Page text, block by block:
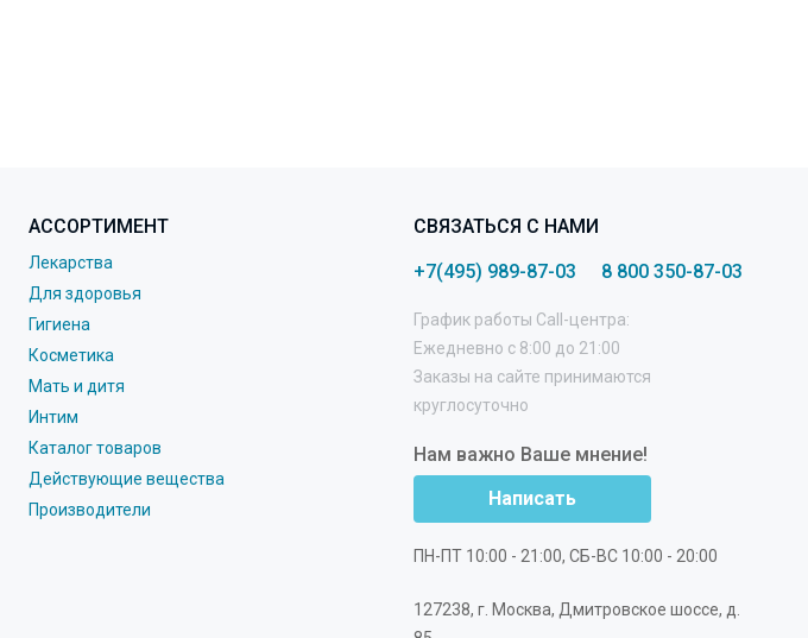
СВЯЗАТЬСЯ С НАМИ
+7(495) 989-87-03
8 800 350-87-03
График работы Call-центра:
Ежедневно с 8:00 до 21:00
Заказы на сайте принимаются
круглосуточно
Нам важно Ваше мнение!
Написать
ПН-ПТ 10:00 - 21:00, СБ-ВС 10:00 - 20:00
127238, г. Москва, Дмитровское шоссе, д.
АССОРТИМЕНТ
Лекарства
Для здоровья
Гигиена
Косметика
Мать и дитя
Интим
Каталог товаров
Действующие вещества
Производители